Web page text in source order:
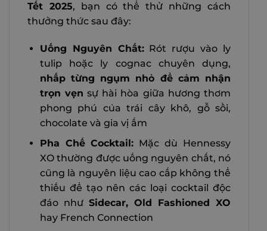
Tết 2025, bạn có thể thử những cách
thưởng thức sau đây:
Uống Nguyên Chất:Rót rượu vào ly
tulip hoặc ly cognac chuyên dụng,
nhấp từng ngụm nhỏ để cảm nhận
trọn vẹn sự hài hòa giữa hương thơm
phong phú của trái cây khô, gỗ sồi,
chocolate và gia vị ấm
Pha Chế Cocktail: Mặc dù Hennessy
XO thường được uống nguyên chất, nó
cũng là nguyên liệu cao cấp không thể
thiếu để tạo nên các loại cocktail độc
đáo như Sidecar, Old Fashioned XO
hay French Connection